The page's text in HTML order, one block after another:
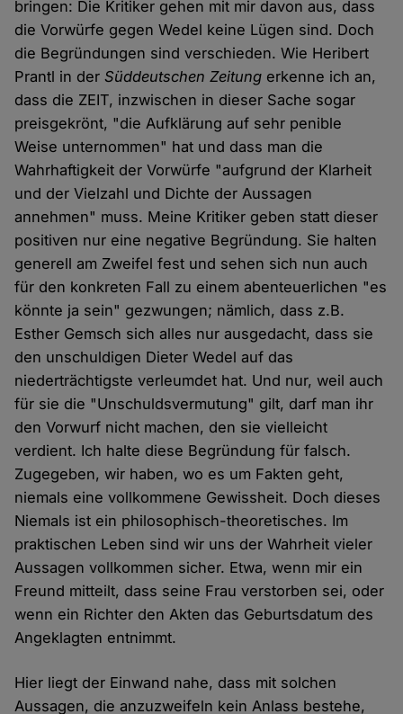
bringen: Die Kritiker gehen mit mir davon aus, dass
die Vorwürfe gegen Wedel keine Lügen sind. Doch
die Begründungen sind verschieden. Wie Heribert
Prantl in derSüddeutschen Zeitung erkenne ich an,
dass die ZEIT, inzwischen in dieser Sache sogar
preisgekrönt, "die Aufklärung auf sehr penible
Weise unternommen" hat und dass man die
Wahrhaftigkeit der Vorwürfe "aufgrund der Klarheit
und der Vielzahl und Dichte der Aussagen
annehmen" muss. Meine Kritiker geben statt dieser
positiven nur eine negative Begründung. Sie halten
generell am Zweifel fest und sehen sich nun auch
für den konkreten Fall zu einem abenteuerlichen "es
könnte ja sein" gezwungen; nämlich, dass z.B.
Esther Gemsch sich alles nur ausgedacht, dass sie
den unschuldigen Dieter Wedel auf das
niederträchtigste verleumdet hat. Und nur, weil auch
für sie die "Unschuldsvermutung" gilt, darf man ihr
den Vorwurf nicht machen, den sie vielleicht
verdient. Ich halte diese Begründung für falsch.
Zugegeben, wir haben, wo es um Fakten geht,
niemals eine vollkommene Gewissheit. Doch dieses
Niemals ist ein philosophisch-theoretisches. Im
praktischen Leben sind wir uns der Wahrheit vieler
Aussagen vollkommen sicher. Etwa, wenn mir ein
Freund mitteilt, dass seine Frau verstorben sei, oder
wenn ein Richter den Akten das Geburtsdatum des
Angeklagten entnimmt.
Hier liegt der Einwand nahe, dass mit solchen
Aussagen, die anzuzweifeln kein Anlass bestehe,